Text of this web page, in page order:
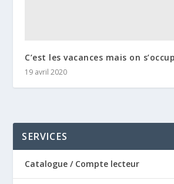
C’est les vacances mais on
19 avril 2020
SERVICES
Catalogue / Compte lecteur